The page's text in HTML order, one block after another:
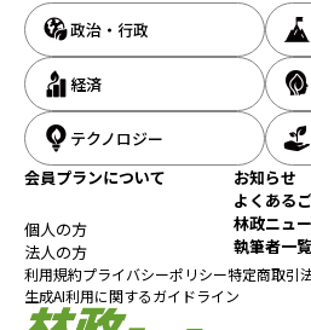
まで待たなければならない。
政治・行政
経済
テクノロジー
会員プランについて
個人の方
法人の方
お知らせ
よくある
林政ニュ
執筆者一覧
利用規約プライバシーポリシー特定商取引
生成AI利用に関するガイドライン